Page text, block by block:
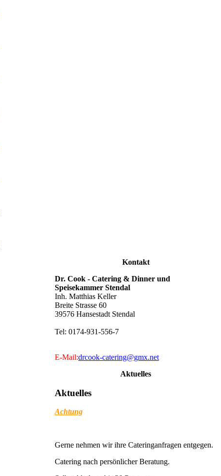
Kontakt
Dr. Cook - Catering & Dinner und
Speisekammer Stendal
Inh. Matthias Keller
Breite Strasse 60
39576 Hansestadt Stendal
Tel: 0174-931-556-7
E-Mail:drcook-catering@gmx.net
Aktuelles
Aktuelles
Achtung
Gerne nehmen wir ihre Cateringanfragen entgegen.
Catering nach persönlicher Beratung.